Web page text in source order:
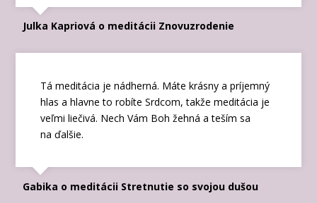
Julka Kapriová o meditácii Znovuzrodenie
Tá meditácia je nádherná. Máte krásny a príjemný
hlas a hlavne to robíte Srdcom, takže meditácia je
veľmi liečivá. Nech Vám Boh žehná a teším sa
na ďalšie.
Gabika o meditácii Stretnutie so svojou dušou